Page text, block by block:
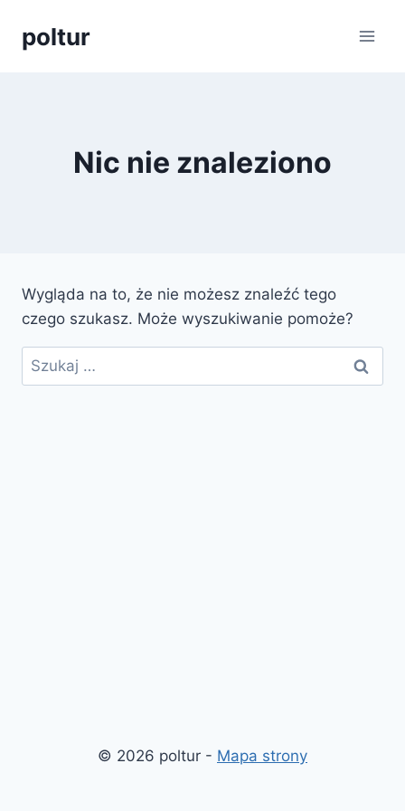
poltur
Nic nie znaleziono
Wygląda na to, że nie możesz znaleźć tego
czego szukasz. Może wyszukiwanie pomoże?
Szukaj:
© 2026 poltur - Mapa strony